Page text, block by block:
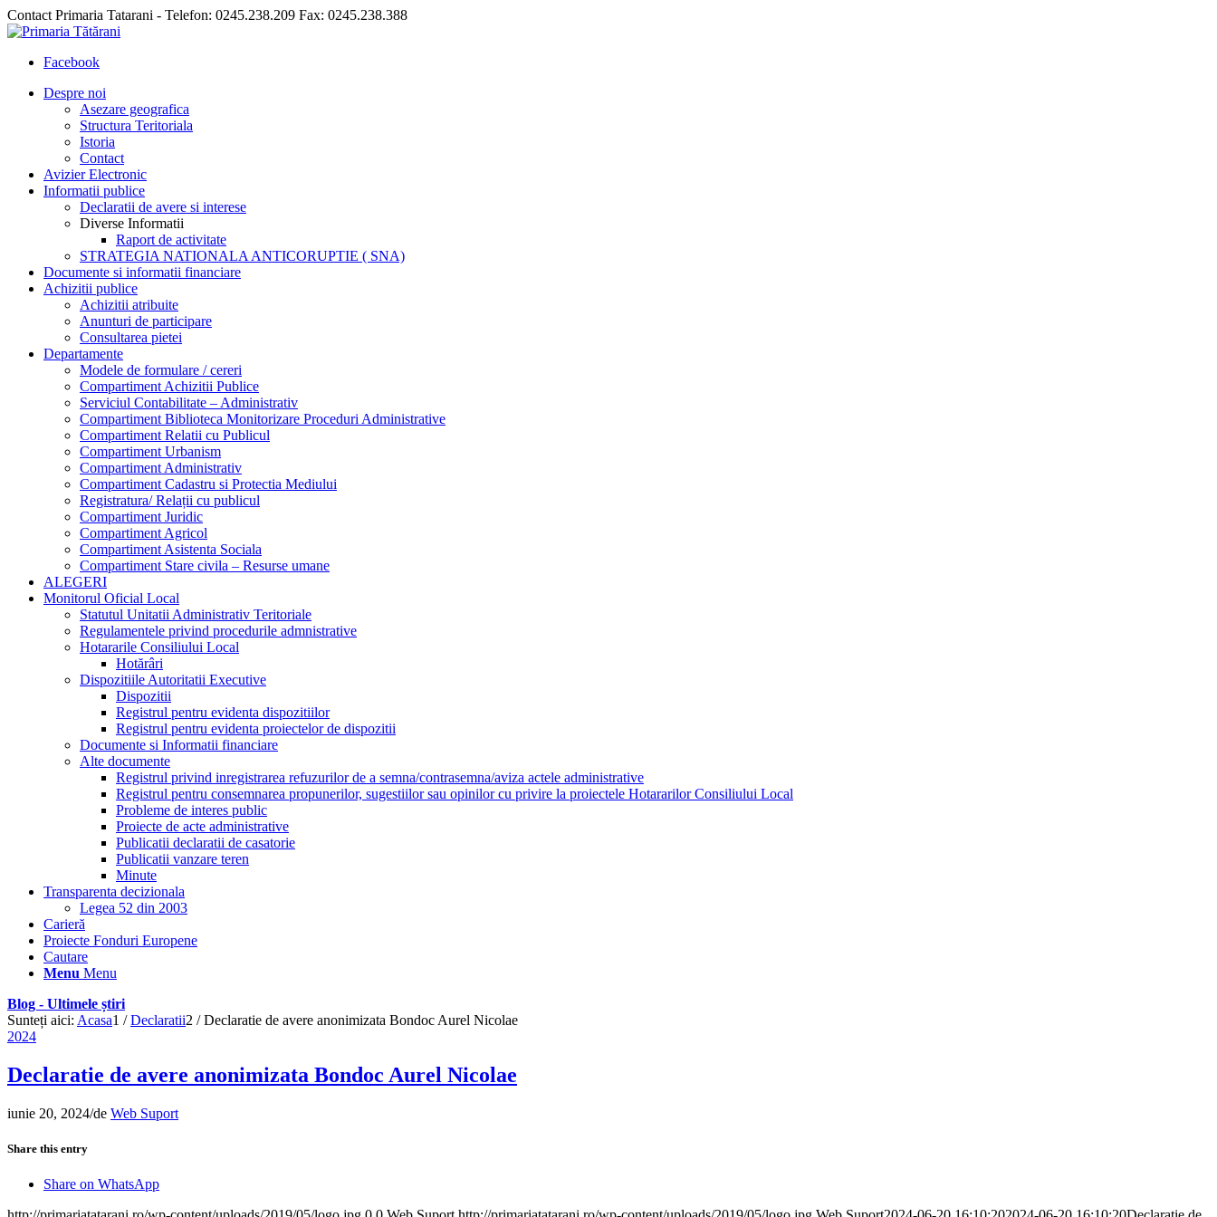
Contact Primaria Tatarani - Telefon: 0245.238.209 Fax: 0245.238.388
Facebook
Despre noi
Asezare geografica
Structura Teritoriala
Istoria
Contact
Avizier Electronic
Informatii publice
Declaratii de avere si interese
Diverse Informatii
Raport de activitate
STRATEGIA NATIONALA ANTICORUPTIE ( SNA)
Documente si informatii financiare
Achizitii publice
Achizitii atribuite
Anunturi de participare
Consultarea pietei
Departamente
Modele de formulare / cereri
Compartiment Achizitii Publice
Serviciul Contabilitate – Administrativ
Compartiment Biblioteca Monitorizare Proceduri Administrative
Compartiment Relatii cu Publicul
Compartiment Urbanism
Compartiment Administrativ
Compartiment Cadastru si Protectia Mediului
Registratura/ Relații cu publicul
Compartiment Juridic
Compartiment Agricol
Compartiment Asistenta Sociala
Compartiment Stare civila – Resurse umane
ALEGERI
Monitorul Oficial Local
Statutul Unitatii Administrativ Teritoriale
Regulamentele privind procedurile admnistrative
Hotararile Consiliului Local
Hotărâri
Dispozitiile Autoritatii Executive
Dispozitii
Registrul pentru evidenta dispozitiilor
Registrul pentru evidenta proiectelor de dispozitii
Documente si Informatii financiare
Alte documente
Registrul privind inregistrarea refuzurilor de a semna/contrasemna/aviza actele administrative
Registrul pentru consemnarea propunerilor, sugestiilor sau opinilor cu privire la proiectele Hotararilor Consiliului Local
Probleme de interes public
Proiecte de acte administrative
Publicatii declaratii de casatorie
Publicatii vanzare teren
Minute
Transparenta decizionala
Legea 52 din 2003
Carieră
Proiecte Fonduri Europene
Cautare
Menu Menu
Blog - Ultimele știri
Sunteți aici: Acasa1 / Declaratii2 / Declaratie de avere anonimizata Bondoc Aurel Nicolae
2024
Declaratie de avere anonimizata Bondoc Aurel Nicolae
iunie 20, 2024/de Web Suport
Share this entry
Share on WhatsApp